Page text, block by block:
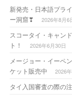
新発売・日本語プラ
ー洞窟❣
2026年8月6
スコータイ・キャン
ト！
2026年6月30日
メージョー・イーペ
ケット販売中
2026
タイ入国審査の際の